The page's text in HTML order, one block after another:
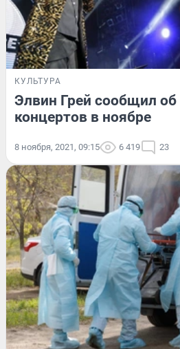
КУЛЬТУРА
Элвин Грей сообщил об
концертов в ноябре
8 ноября, 2021, 09:15 6 419 23